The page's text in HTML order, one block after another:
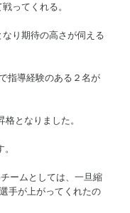
ってくれる。
り期待の高さが伺える
指導経験のある２名が
となりました。
ームとしては、一旦縮
手が上がってくれたの